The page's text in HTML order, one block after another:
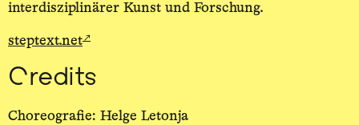
interdisziplinärer Kunst und Forschung.
steptext.net↗
Credits
Choreografie: Helge Letonja